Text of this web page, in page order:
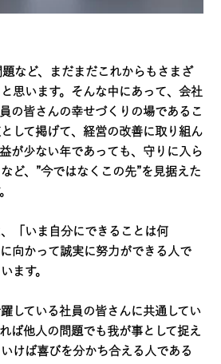
など、まだまだこれからもさまざ
思います。そんな中にあって、会社
の皆さんの幸せづくりの場であるこ
して掲げて、経営の改善に取り組ん
が少ない年であっても、守りに入ら
ど、”今ではなくこの先”を見据えた
「いま自分にできることは何
向かって誠実に努力ができる人で
ます。
している社員の皆さんに共通してい
ば他人の問題でも我が事として捉え
けば喜びを分かち合える人である